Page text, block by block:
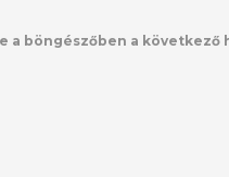
a böngészőben a következő